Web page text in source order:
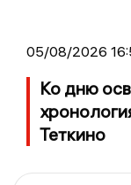
05/08/2026
Ко дню
Теткино